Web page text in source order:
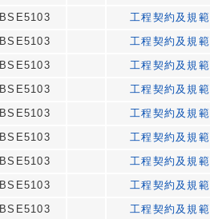
BSE5103
工程契約及規範
BSE5103
工程契約及規範
BSE5103
工程契約及規範
BSE5103
工程契約及規範
BSE5103
工程契約及規範
BSE5103
工程契約及規範
BSE5103
工程契約及規範
BSE5103
工程契約及規範
BSE5103
工程契約及規範